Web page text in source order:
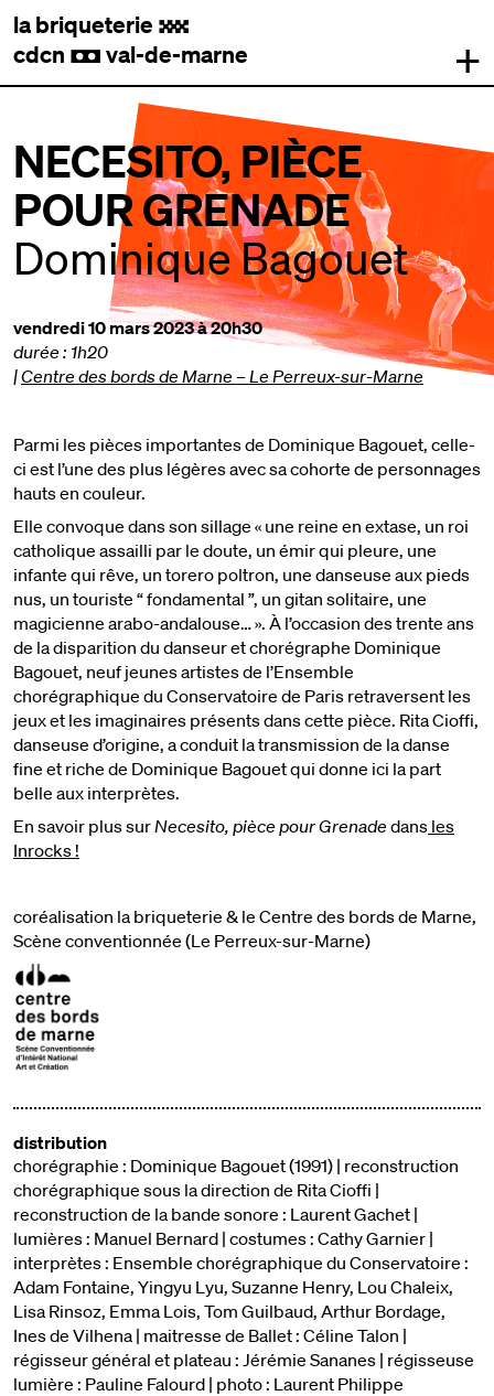
la briqueterie .
cdcn , val-de-marne +
NECESITO, PIÈCE
POUR GRENADE
Dominique Bagouet
vendredi 10 mars 2023 à 20h30
durée : 1h20
|Centre des bords de Marne – Le Perreux-sur-Marne
Parmi les pièces importantes de Dominique Bagouet, celle-
ci est l’une des plus légères avec sa cohorte de personnages
hauts en couleur.
Elle convoque dans son sillage « une reine en extase, un roi
catholique assailli par le doute, un émir qui pleure, une
infante qui rêve, un torero poltron, une danseuse aux pieds
nus, un touriste “ fondamental ”, un gitan solitaire, une
magicienne arabo-andalouse… ». À l’occasion des trente ans
de la disparition du danseur et chorégraphe Dominique
Bagouet, neuf jeunes artistes de l’Ensemble
chorégraphique du Conservatoire de Paris retraversent les
jeux et les imaginaires présents dans cette pièce. Rita Cioffi,
danseuse d’origine, a conduit la transmission de la danse
fine et riche de Dominique Bagouet qui donne ici la part
belle aux interprètes.
En savoir plus surNecesito, pièce pour Grenade dans les
Inrocks !
coréalisation la briqueterie & le Centre des bords de Marne,
Scène conventionnée (Le Perreux-sur-Marne)
distribution
chorégraphie : Dominique Bagouet (1991) | reconstruction
chorégraphique sous la direction de Rita Cioffi |
reconstruction de la bande sonore : Laurent Gachet |
lumières : Manuel Bernard | costumes : Cathy Garnier |
interprètes : Ensemble chorégraphique du Conservatoire :
Adam Fontaine, Yingyu Lyu, Suzanne Henry, Lou Chaleix,
Lisa Rinsoz, Emma Lois, Tom Guilbaud, Arthur Bordage,
Ines de Vilhena | maitresse de Ballet : Céline Talon |
régisseur général et plateau : Jérémie Sananes | régisseuse
lumière : Pauline Falourd | photo : Laurent Philippe